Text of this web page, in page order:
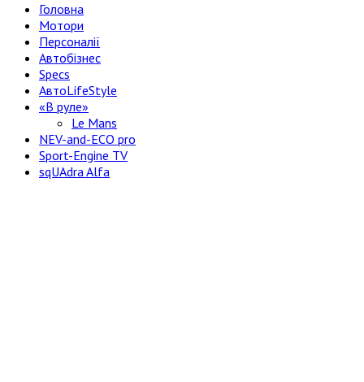
Головна
Мотори
Персоналії
Автобізнес
Specs
АвтоLifeStyle
«В руле»
Le Mans
NEV-and-ECO pro
Sport-Engine TV
sqUAdra Alfa